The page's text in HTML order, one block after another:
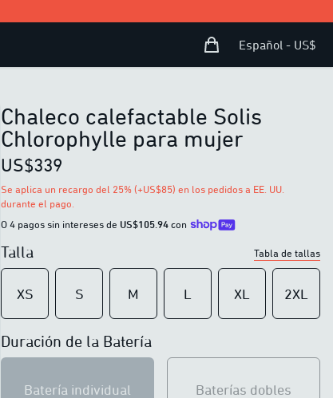
Bolsa de compras
Open user menu
Español - US$
Chaleco calefactable Solis
Chlorophylle para mujer
US$339
Se aplica un recargo del 25% (+US$85) en los pedidos a EE. UU.
durante el pago.
O 4 pagos sin intereses de US$105.94con
Talla Tabla de tallas
XS S M L XL 2XL
Duración de la Batería
Batería individual Baterías dobles